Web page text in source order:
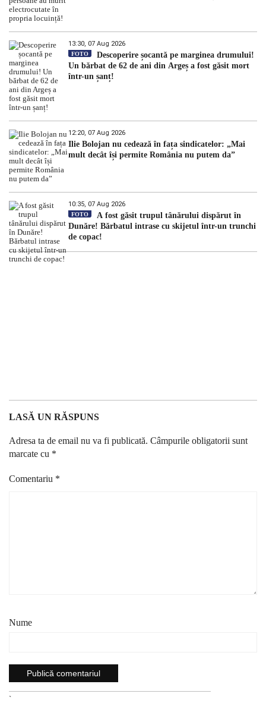
13:30, 07 Aug 2026
FOTO
Descoperire șocantă pe marginea drumului!
Un bărbat de 62 de ani din Argeș a fost găsit mort
într-un șanț!
12:20, 07 Aug 2026
Ilie Bolojan nu cedează în fața sindicatelor: „Mai
mult decât își permite România nu putem da”
10:35, 07 Aug 2026
FOTO
A fost găsit trupul tânărului dispărut în
Dunăre! Bărbatul intrase cu skijetul într-un trunchi
de copac!
LASĂ UN RĂSPUNS
Adresa ta de email nu va fi publicată. Câmpurile obligatorii sunt
marcate cu *
Comentariu *
Nume
`